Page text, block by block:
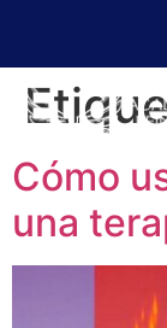
Cómo
una